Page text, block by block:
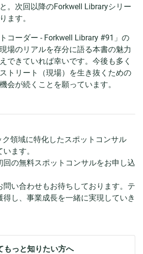
。次回以降のForkwell Libraryシリー
ます。
コーダー - Forkwell Library #91」の
場のリアルを存分に語る本書の魅力
できていれば幸いです。今後も多く
トリート（現場）を生き抜くための
会が続くことを願っています。
ク領域に特化したスポットコンサル
ます。
回の無料スポットコンサルをお申し込
問い合わせもお待ちしております。テ
得し、事業成長を一緒に実現していき
もっと知りたい方へ